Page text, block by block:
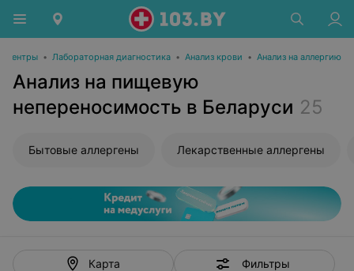
центры • Лабораторная диагностика • Анализ крови • Анализ на аллергию
Анализ на пищевую
непереносимость в Беларуси 25
Бытовые аллергены Лекарственные аллергены
Карта Фильтры